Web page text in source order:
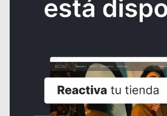
Espejo con repisas